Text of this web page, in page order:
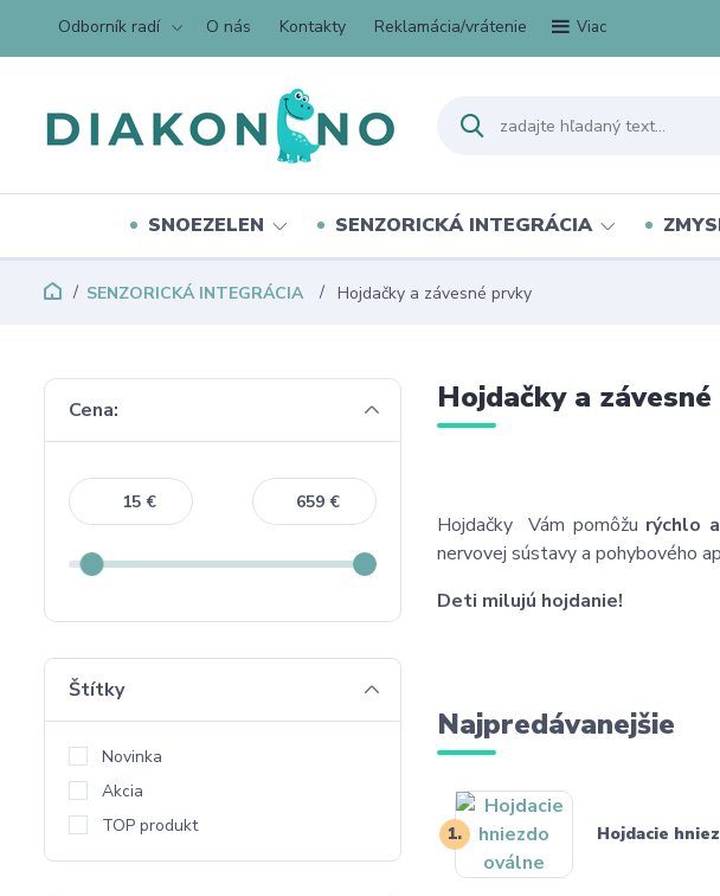
Odborník radí O nás Kontakty Reklamácia/vrátenie Viac
SNOEZELEN SENZORICKÁ INTEGRÁCIA
SENZORICKÁ INTEGRÁCIA Hojdačky a závesné prvky
Hojdačky a
Hojdačky Vám pomôžu rýchlo
nervovej sústavy a pohybového
Deti milujú hojdanie!
Najpredávanejšie
1. Hojdacie
Cena:
€ €
Štítky
Novinka
Akcia
TOP produkt